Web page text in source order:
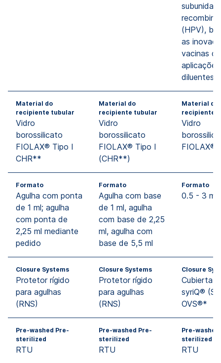
(HPV),
as
vacinas
diluentes
Material do
recipiente tubular
Vidro
borossilicato
FIOLAX® Tipo I
CHR**
Material do
recipiente tubular
Vidro
borossilicato
FIOLAX® Tipo I
(CHR**)
Material do
recipiente
Vidro
FIOLAX®
Formato
Agulha com ponta
de 1 ml; agulha
com ponta de
2,25 ml mediante
pedido
Formato
Agulha com base
de 1 ml, agulha
com base de 2,25
ml, agulha com
base de 5,5 ml
Formato
0.5 - 3 ml
Closure Systems
Protetor rígido
para agulhas
(RNS)
Closure Systems
Protetor rígido
para agulhas
(RNS)
Closure
Cubierta
syriQ®
OVS®*
Pre-washed Pre-
sterilized
RTU
Pre-washed Pre-
sterilized
RTU
Pre-washed
sterilized
RTU